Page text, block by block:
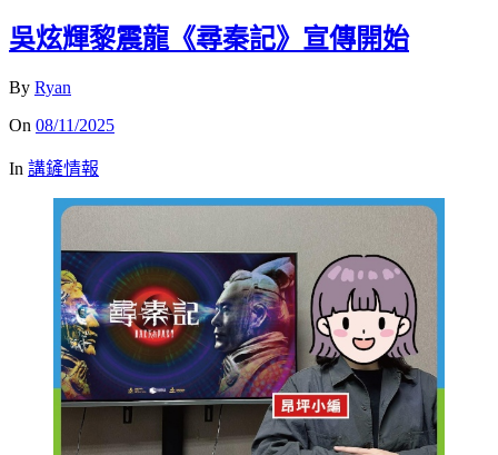
吳炫輝黎震龍《尋秦記》宣傳開始
By Ryan
On 08/11/2025
In 講鏟情報